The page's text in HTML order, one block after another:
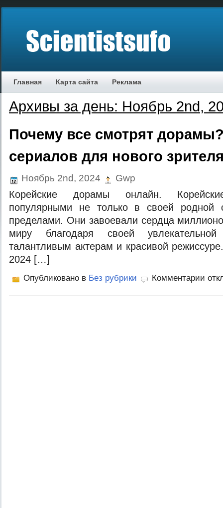
Главная Карта сайта Реклама
Архивы за день: Ноябрь 2nd,
Почему все смотрят
сериалов для нового
Ноябрь 2nd, 2024 Gwp
Корейские дорамы онлайн.
популярными не только в своей
пределами. Они завоевали сердца
миру благодаря своей
талантливым актерам и красивой
2024 […]
Опубликовано в Без рубрики Комментарии